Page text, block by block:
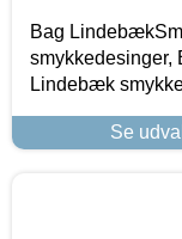
Bag
smykkedesinger,
Lindebæk
Se